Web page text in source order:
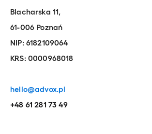
Blacharska 11,
61-006 Poznań
NIP: 6182109064
KRS: 0000968018
hello@advox.pl
+48 61 281 73 49